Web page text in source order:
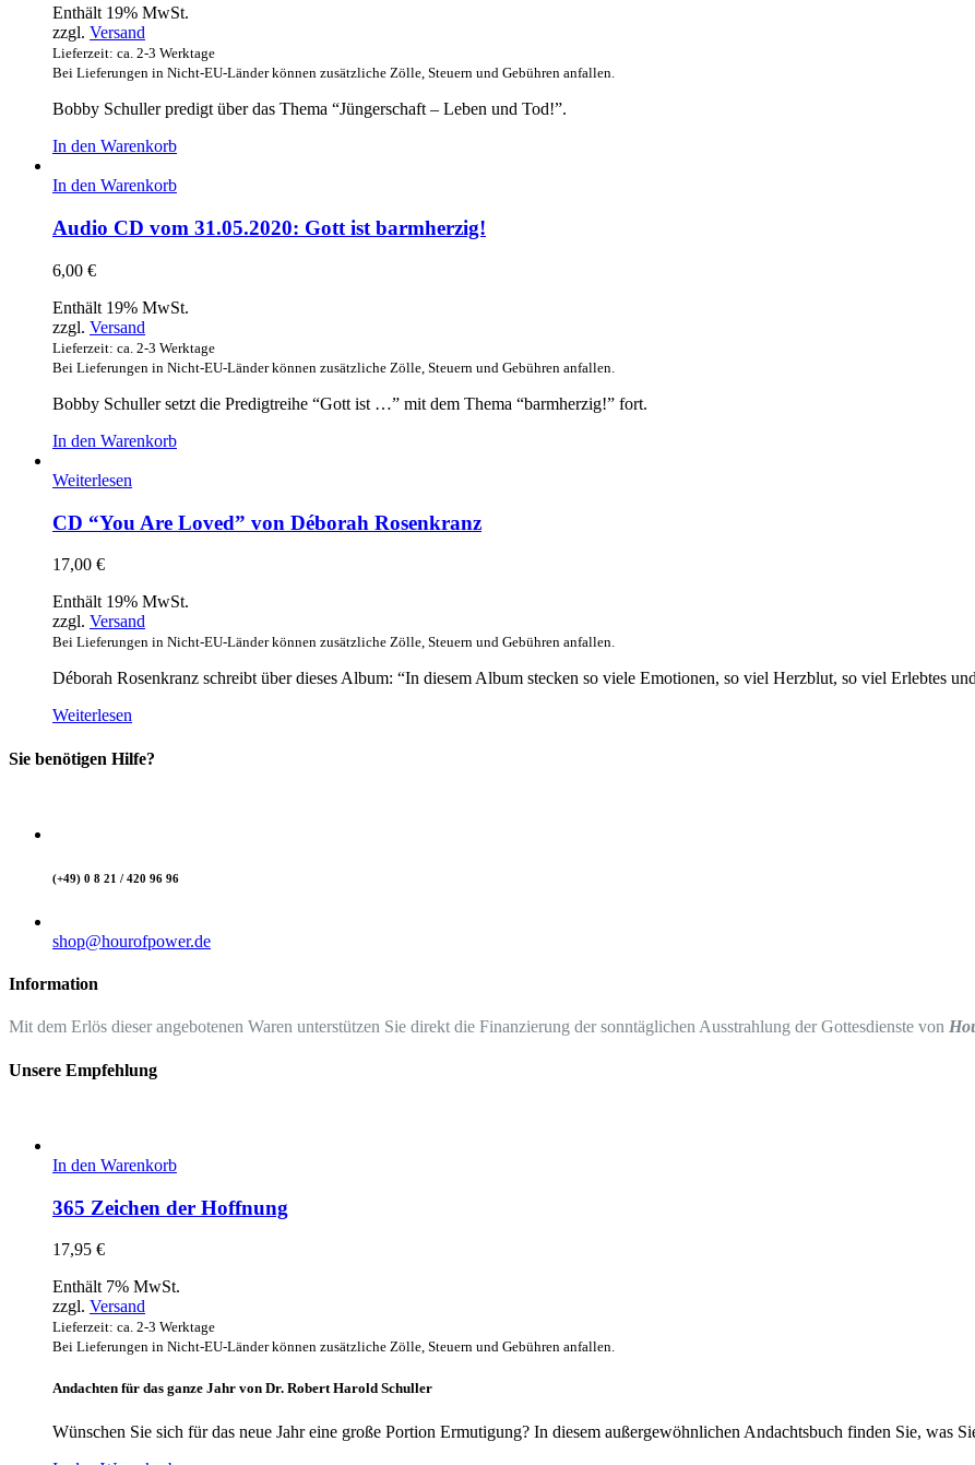
Enthält 19% MwSt.
zzgl. Versand
Lieferzeit: ca. 2-3 Werktage
Bei Lieferungen in Nicht-EU-Länder können zusätzliche Zölle, Steuern und Gebühren anfallen.
Bobby Schuller predigt über das Thema “Jüngerschaft – Leben und Tod!”.
In den Warenkorb
In den Warenkorb
Audio CD vom 31.05.2020: Gott ist barmherzig!
6,00 €
Enthält 19% MwSt.
zzgl. Versand
Lieferzeit: ca. 2-3 Werktage
Bei Lieferungen in Nicht-EU-Länder können zusätzliche Zölle, Steuern und Gebühren anfallen.
Bobby Schuller setzt die Predigtreihe “Gott ist …” mit dem Thema “barmherzig!” fort.
In den Warenkorb
Weiterlesen
CD “You Are Loved” von Déborah Rosenkranz
17,00 €
Enthält 19% MwSt.
zzgl. Versand
Bei Lieferungen in Nicht-EU-Länder können zusätzliche Zölle, Steuern und Gebühren anfallen.
Déborah Rosenkranz schreibt über dieses Album: “In diesem Album stecken so viele Emotionen, so viel Herzblut, so viel Erlebtes
Weiterlesen
Sie benötigen Hilfe?
(+49) 0 8 21 / 420 96 96
shop@hourofpower.de
Information
Mit dem Erlös dieser angebotenen Waren unterstützen Sie direkt die Finanzierung der sonntäglichen Ausstrahlung der Gottesdienste von
Unsere Empfehlung
In den Warenkorb
365 Zeichen der Hoffnung
17,95 €
Enthält 7% MwSt.
zzgl. Versand
Lieferzeit: ca. 2-3 Werktage
Bei Lieferungen in Nicht-EU-Länder können zusätzliche Zölle, Steuern und Gebühren anfallen.
Andachten für das ganze Jahr von Dr. Robert Harold Schuller
Wünschen Sie sich für das neue Jahr eine große Portion Ermutigung? In diesem außergewöhnlichen Andachtsbuch finden Sie, was